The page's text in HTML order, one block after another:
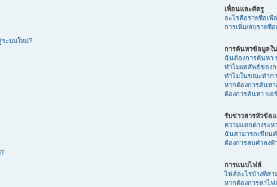
ะบบใหม่?
เพื่อนและศัตรู
อะไรคือรายชื่อเ
การเพิ่ม/ลบรายชื่
การค้นหาข้อมูลใ
ฉันต้องการค้นหา
ทำไมผลลัพธ์ของ
ทำไมในขณะทำก
หากต้องการค้นหา
ต้องการค้นหา บอ
รับข่าวสารหัวข้อ
ความแตกต่างระห
ฉันสามารถเขียนค
ต้องการลบคำลงท้
การแนบไฟล์
ไฟล์อะไรบ้างที่ส
หากต้องการหาไฟ